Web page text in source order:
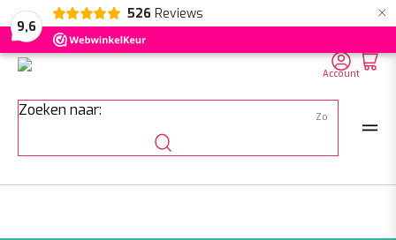
9,6
526 Reviews ×
NL EN DE
Zoeken naar:
Account